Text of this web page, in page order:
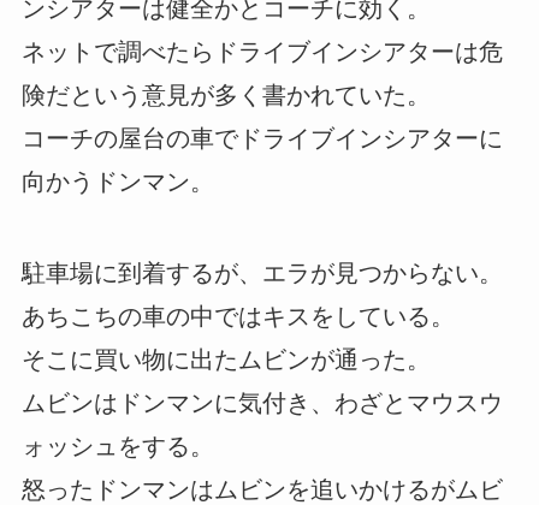
ンシアターは健全かとコーチに効く。
ネットで調べたらドライブインシアターは危
険だという意見が多く書かれていた。
コーチの屋台の車でドライブインシアターに
向かうドンマン。
駐車場に到着するが、エラが見つからない。
あちこちの車の中ではキスをしている。
そこに買い物に出たムビンが通った。
ムビンはドンマンに気付き、わざとマウスウ
ォッシュをする。
怒ったドンマンはムビンを追いかけるがムビ